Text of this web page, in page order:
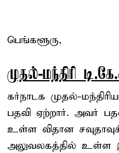
பெங்களூரு,
முதல்-மந்திரி
கர்நாடக முதல்-
பதவி ஏற்றார். அவர்
உள்ள விதான
அலுவலகத்தில் உள்ள